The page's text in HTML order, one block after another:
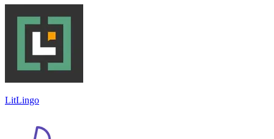
LitLingo